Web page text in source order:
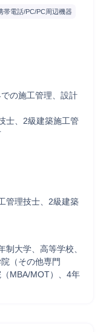
帯電話/PC/PC周辺機器
の施⼯管理、設計
⼠、2級建築施⼯管
管理技士、2級建築
大学、高等学校、
（その他専門
MBA/MOT）、4年